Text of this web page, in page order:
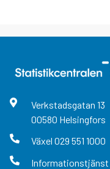
Verkstadsgatan 13
00580 Helsingfors
Växel 029 551 1000
Informationstjänst